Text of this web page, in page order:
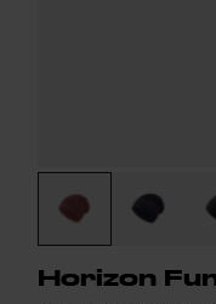
Horizon